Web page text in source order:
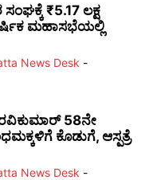
₹5.17 ಲಕ್ಷ
ಮಹಾಸಭೆಯಲ್ಲಿ
News Desk -
58ನೇ
ಕೊಡುಗೆ, ಆಸ್ಪತ್ರೆ
News Desk -